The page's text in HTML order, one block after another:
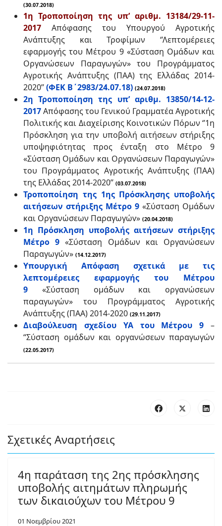
(30.07.2018)
1η Τροποποίηση της υπ’ αριθμ. 13184/29-11-
2017 Απόφασης του Υπουργού Αγροτικής
Ανάπτυξης και Τροφίμων ‘’Λεπτομέρειες
εφαρμογής του Μέτρου 9 «Σύσταση Ομάδων και
Οργανώσεων Παραγωγών» του Προγράµµατος
Αγροτικής Ανάπτυξης (ΠΑΑ) της Ελλάδας 2014-
2020’’(ΦΕΚ Β΄2983/24.07.18) (24.07.2018)
2η Τροποποίηση της υπ’ αριθμ. 13850/14-12-
2017Απόφασης του Γενικού Γραμματέα Αγροτικής
Πολιτικής και Διαχείρισης Κοινοτικών Πόρων ‘’1η
Πρόσκληση για την υποβολή αιτήσεων στήριξης
υποψηφιότητας προς ένταξη στο Μέτρο 9
«Σύσταση Ομάδων και Οργανώσεων Παραγωγών»
του Προγράμματος Αγροτικής Ανάπτυξης (ΠΑΑ)
της Ελλάδας 2014-2020’’ (03.07.2018)
Τροποποίηση της 1ης Πρόσκλησης υποβολής
αιτήσεων στήριξης Μέτρο 9 «Σύσταση Ομάδων
και Οργανώσεων Παραγωγώv» (20.04.2018)
1η Πρόσκληση υποβολής αιτήσεων στήριξης
Μέτρο 9 «Σύσταση Ομάδων και Οργανώσεων
Παραγωγών» (14.12.2017)
Υπουργική Απόφαση σχετικά με τις
λεπτομέρειες εφαρμογής του Mέτρου
9
«Σύσταση ομάδων και οργανώσεων
παραγωγών» του Προγράμματος Αγροτικής
Ανάπτυξης (ΠΑΑ) 2014-2020 (29.11.2017)
Διαβούλευση σχεδίου ΥΑ του Μέτρου 9 –
“Σύσταση ομάδων και οργανώσεων παραγωγών
(22.05.2017)
Σχετικές Αναρτήσεις
4η παράταση της 2ης πρόσκλησης
υποβολής αιτημάτων πληρωμής
των δικαιούχων του Μέτρου 9
01 Νοεμβρίου 2021